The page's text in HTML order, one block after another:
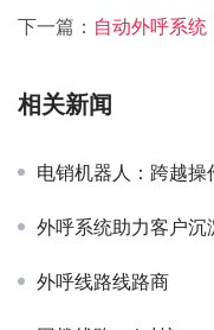
下一篇： 自动外呼系统
相关新闻
电销机器人：跨越
外呼系统助力客户
外呼线路线路商